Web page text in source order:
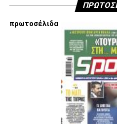
Εμείς είμαστε μόνο Π.Α.Ο.Κ.
Μόνο τα 4 γράμματα έχουν
ΚΑΝΕΝΑΣ δεν είναι πάνω απο
πρωτοσέλιδα